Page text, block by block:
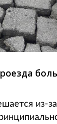
из-